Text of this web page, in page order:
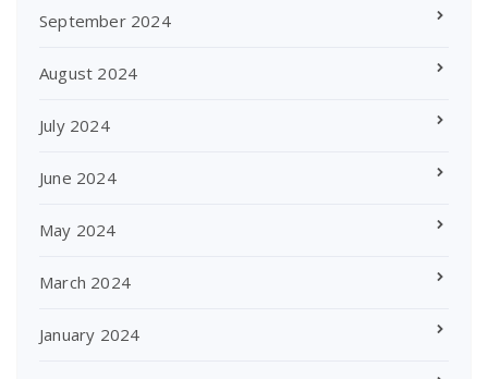
September 2024
August 2024
July 2024
June 2024
May 2024
March 2024
January 2024